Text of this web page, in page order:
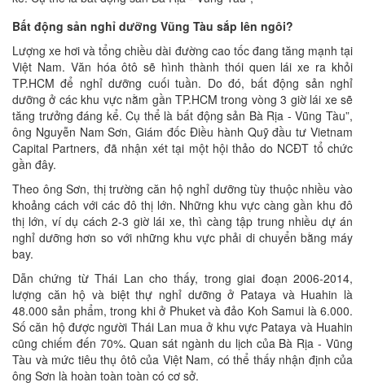
Bất động sản nghỉ dưỡng Vũng Tàu sắp lên ngôi?
Lượng xe hơi và tổng chiều dài đường cao tốc đang tăng mạnh tại
Việt Nam. Văn hóa ôtô sẽ hình thành thói quen lái xe ra khỏi
TP.HCM để nghỉ dưỡng cuối tuần. Do đó, bất động sản nghỉ
dưỡng ở các khu vực nằm gần TP.HCM trong vòng 3 giờ lái xe sẽ
tăng trưởng đáng kể. Cụ thể là bất động sản Bà Rịa - Vũng Tàu”,
ông Nguyễn Nam Sơn, Giám đốc Ðiều hành Quỹ đầu tư Vietnam
Capital Partners, đã nhận xét tại một hội thảo do NCÐT tổ chức
gần đây.
Theo ông Sơn, thị trường căn hộ nghỉ dưỡng tùy thuộc nhiều vào
khoảng cách với các đô thị lớn. Những khu vực càng gần khu đô
thị lớn, ví dụ cách 2-3 giờ lái xe, thì càng tập trung nhiều dự án
nghỉ dưỡng hơn so với những khu vực phải di chuyển bằng máy
bay.
Dẫn chứng từ Thái Lan cho thấy, trong giai đoạn 2006-2014,
lượng căn hộ và biệt thự nghỉ dưỡng ở Pataya và Huahin là
48.000 sản phẩm, trong khi ở Phuket và đảo Koh Samui là 6.000.
Số căn hộ được người Thái Lan mua ở khu vực Pataya và Huahin
cũng chiếm đến 70%. Quan sát ngành du lịch của Bà Rịa - Vũng
Tàu và mức tiêu thụ ôtô của Việt Nam, có thể thấy nhận định của
ông Sơn là hoàn toàn toàn có cơ sở.